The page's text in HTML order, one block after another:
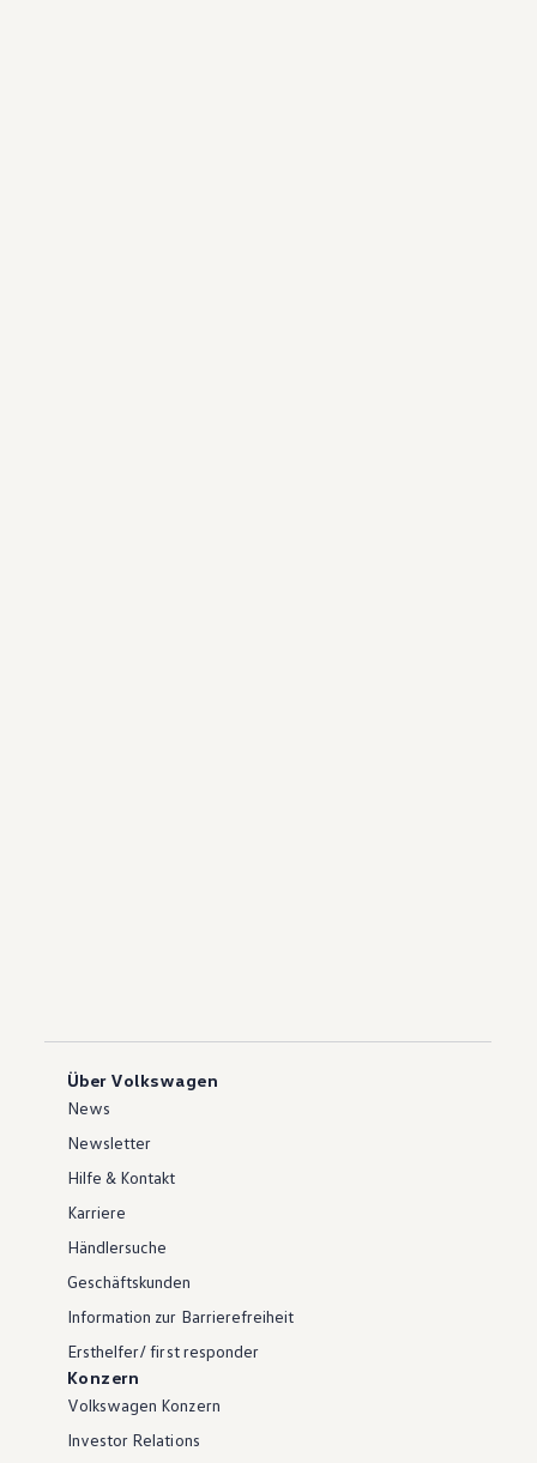
Über Volkswagen
News
Newsletter
Hilfe & Kontakt
Karriere
Händlersuche
Geschäftskunden
Information zur Barrierefreiheit
Ersthelfer/ first responder
Konzern
Volkswagen Konzern
Investor Relations